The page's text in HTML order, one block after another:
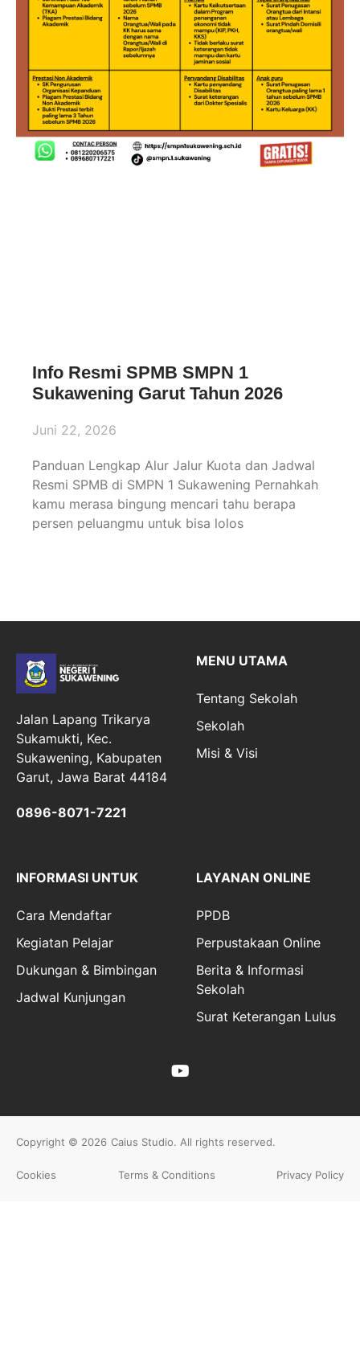
Info Resmi SPMB SMPN 1
Sukawening Garut Tahun 2026
Juni 22, 2026
Panduan Lengkap Alur Jalur Kuota dan Jadwal
Resmi SPMB di SMPN 1 Sukawening Pernahkah
kamu merasa bingung mencari tahu berapa
persen peluangmu untuk bisa lolos
Jalan Lapang Trikarya
Sukamukti, Kec.
Sukawening, Kabupaten
Garut, Jawa Barat 44184
0896-8071-7221
MENU UTAMA
Tentang Sekolah
Sekolah
Misi & Visi
INFORMASI UNTUK
Cara Mendaftar
Kegiatan Pelajar
Dukungan & Bimbingan
Jadwal Kunjungan
LAYANAN ONLINE
PPDB
Perpustakaan Online
Berita & Informasi
Sekolah
Surat Keterangan Lulus
Copyright © 2026 Caius Studio. All rights reserved.
Cookies Terms & Conditions Privacy Policy